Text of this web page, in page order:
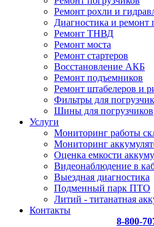
Ремонт рохли и
Диагностика и ремонт
Ремонт ТНВД
Ремонт моста
Ремонт стартеров
Восстановление АКБ
Ремонт подъемников
Ремонт штабелеров и
Фильтры для
Шины для погрузчиков
Услуги
Мониторинг работы
Мониторинг
Оценка емкости
Видеонаблюдение в
Выездная диагностика
Подменный парк ПТО
Литий - титанатная
Контакты
8-800-